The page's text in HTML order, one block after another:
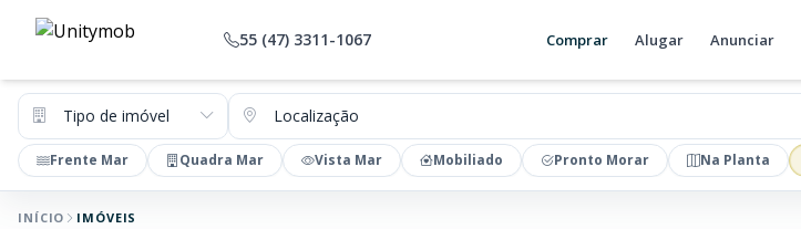
55 (47) 3311-1067 Comprar Alugar Anunciar
Tipo de imóvel Localização
Frente Mar Quadra Mar Vista Mar Mobiliado Pronto Morar Na Planta
INÍCIO IMÓVEIS